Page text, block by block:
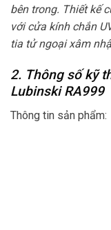
bên trong. Thiết kế
với cửa kính chắn
tia tử ngoại xâm
2. Thông số kỹ
Lubinski RA999
Thông tin sản phẩm: